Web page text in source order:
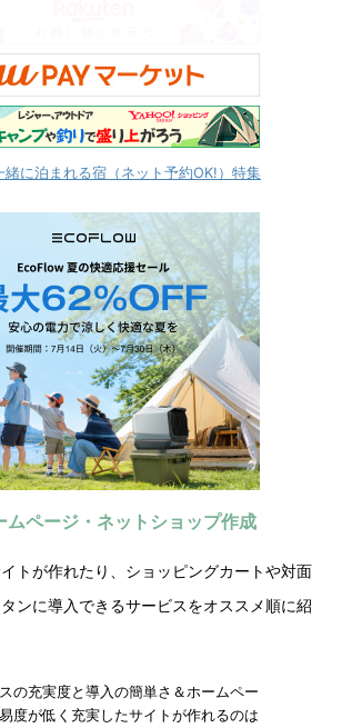
緒に泊まれる宿（ネット予約OK!）特集
ムページ・ネットショップ作成
トが作れたり、ショッピングカートや対面
ンに導入できるサービスをオススメ順に紹
の充実度と導入の簡単さ＆ホームペー
度が低く充実したサイトが作れるのは